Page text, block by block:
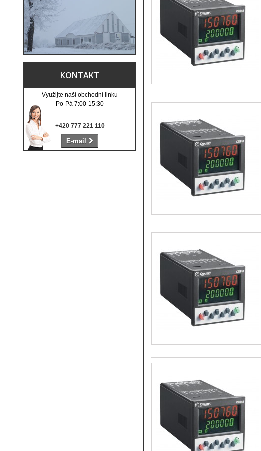
KONTAKT
Využijte naší obchodní linku
Po-Pá 7:00-15:30
+420 777 221 110
E-mail